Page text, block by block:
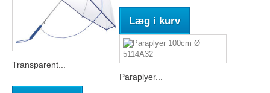
Transparent...
Læg i kurv
Paraplyer...